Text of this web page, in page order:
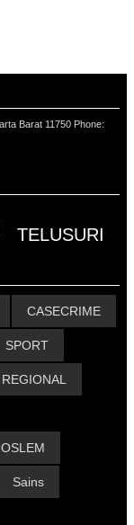
Barat 11750 Phone:
CASECRIME
SPORT
REGIONAL
Sains